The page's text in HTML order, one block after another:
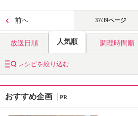
前へ 37/39ページ
放送日順 人気順 調理時間順
レシピを絞り込む
おすすめ企画 PR